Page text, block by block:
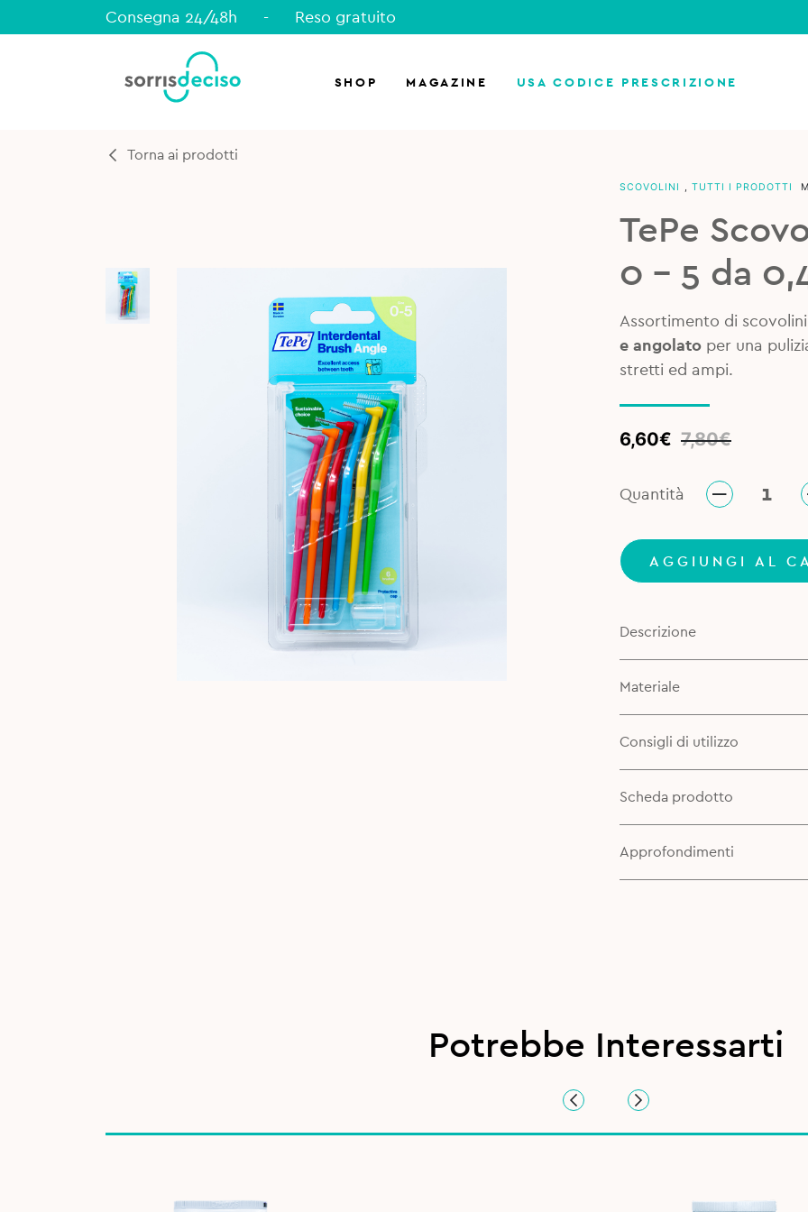
Consegna 24/48h - Reso gratuito
SHOP MAGAZINE USA CODICE PRESCRIZIONE
Torna ai prodotti
SCOVOLINI , TUTTI I PRODOTTI
TePe
0 – 5 da
Assortimento di
e angolatoper una
stretti ed ampi.
7,80€
Original
7,80€.
6,60€
Current
6,60€.
Quantità
AGGIUNGI AL
Descrizione
Materiale
Consigli di utilizzo
Scheda prodotto
Approfondimenti
Potrebbe Interessarti